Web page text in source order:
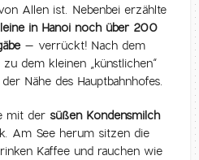
Allen ist. Nebenbei erzählte
in Hanoi noch über 200
– verrückt! Nach dem
dem kleinen „künstlichen“
Nähe des Hauptbahnhofes.
mit der süßen Kondensmilch
Am See herum sitzen die
Kaffee und rauchen wie